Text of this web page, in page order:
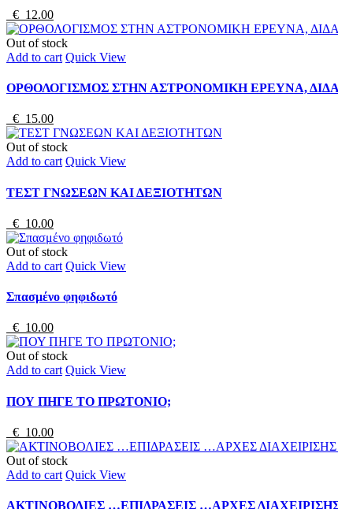
€ 12.00
Out of stock
Add to cart Quick View
ΟΡΘΟΛΟΓΙΣΜΟΣ ΣΤΗΝ ΑΣΤΡΟΝΟΜΙΚΗ ΕΡΕΥΝΑ,
€ 15.00
Out of stock
Add to cart Quick View
ΤΕΣΤ ΓΝΩΣΕΩΝ ΚΑΙ ΔΕΞΙΟΤΗΤΩΝ
€ 10.00
Out of stock
Add to cart Quick View
Σπασμένο φηφιδωτό
€ 10.00
Out of stock
Add to cart Quick View
ΠΟΥ ΠΗΓΕ ΤΟ ΠΡΩΤΟΝΙΟ;
€ 10.00
Out of stock
Add to cart Quick View
ΑΚΤΙΝΟΒΟΛΙΕΣ …ΕΠΙΔΡΑΣΕΙΣ …ΑΡΧΕΣ